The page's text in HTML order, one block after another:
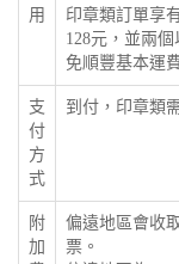
用
印章類訂單享
128元，並兩
免順豐基本運
支
付
方
式
到付，印章類
附
加
偏遠地區會收
票。